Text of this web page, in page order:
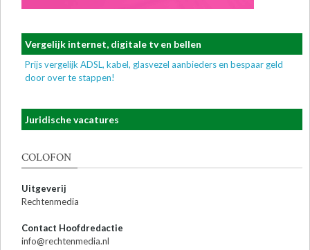
Vergelijk internet, digitale tv en bellen
Prijs vergelijk ADSL, kabel, glasvezel aanbieders en bespaar geld
door over te stappen!
Juridische vacatures
COLOFON
Uitgeverij
Rechtenmedia
Contact Hoofdredactie
info@rechtenmedia.nl